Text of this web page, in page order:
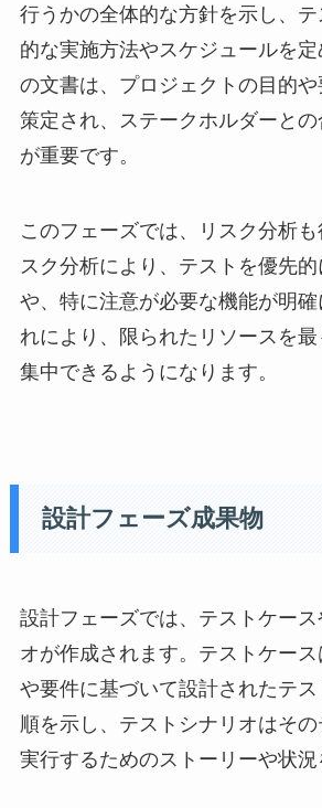
行うかの全体的な方針を示し、
的な実施方法やスケジュールを
の文書は、プロジェクトの目的
策定され、ステークホルダーとの
が重要です。
このフェーズでは、リスク分析
スク分析により、テストを優先
や、特に注意が必要な機能が明確
れにより、限られたリソースを
集中できるようになります。
設計フェーズ成果物
設計フェーズでは、テストケース
オが作成されます。テストケー
や要件に基づいて設計されたテ
順を示し、テストシナリオはそ
実行するためのストーリーや状況